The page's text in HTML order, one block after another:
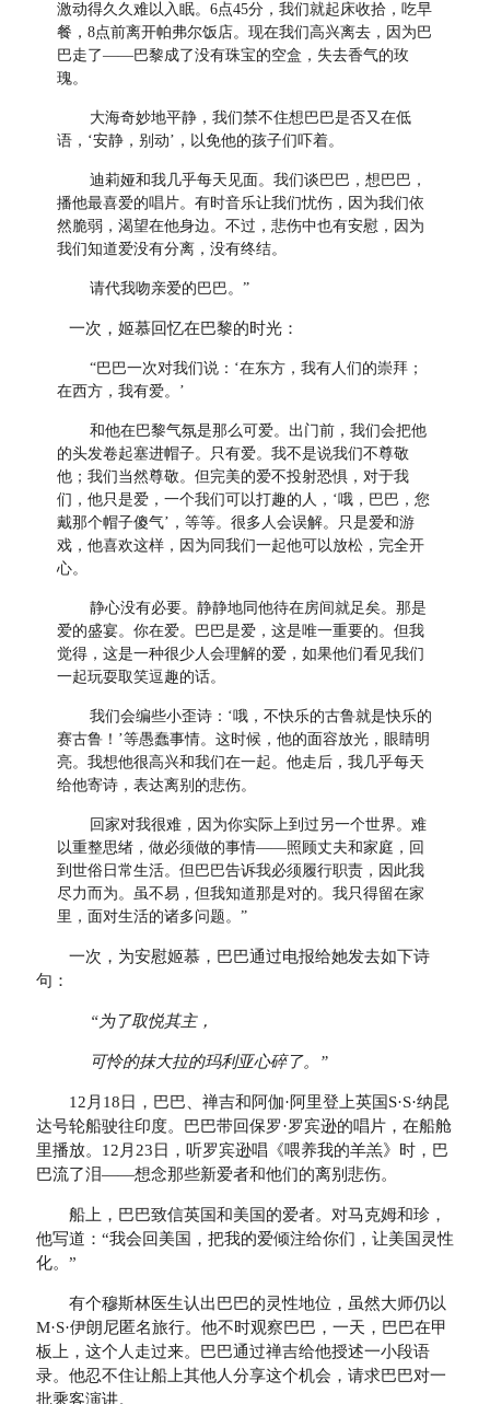
激动得久久难以入眠。6点45分，我们就起床收拾，吃早
餐，8点前离开帕弗尔饭店。现在我们高兴离去，因为巴
巴走了——巴黎成了没有珠宝的空盒，失去香气的玫
瑰。
大海奇妙地平静，我们禁不住想巴巴是否又在低
语，‘安静，别动’，以免他的孩子们吓着。
迪莉娅和我几乎每天见面。我们谈巴巴，想巴巴，
播他最喜爱的唱片。有时音乐让我们忧伤，因为我们依
然脆弱，渴望在他身边。不过，悲伤中也有安慰，因为
我们知道爱没有分离，没有终结。
请代我吻亲爱的巴巴。”
一次，姬慕回忆在巴黎的时光：
“巴巴一次对我们说：‘在东方，我有人们的崇拜；
在西方，我有爱。’
和他在巴黎气氛是那么可爱。出门前，我们会把他
的头发卷起塞进帽子。只有爱。我不是说我们不尊敬
他；我们当然尊敬。但完美的爱不投射恐惧，对于我
们，他只是爱，一个我们可以打趣的人，‘哦，巴巴，您
戴那个帽子傻气’，等等。很多人会误解。只是爱和游
戏，他喜欢这样，因为同我们一起他可以放松，完全开
心。
静心没有必要。静静地同他待在房间就足矣。那是
爱的盛宴。你在爱。巴巴是爱，这是唯一重要的。但我
觉得，这是一种很少人会理解的爱，如果他们看见我们
一起玩耍取笑逗趣的话。
我们会编些小歪诗：‘哦，不快乐的古鲁就是快乐的
赛古鲁！’等愚蠢事情。这时候，他的面容放光，眼睛明
亮。我想他很高兴和我们在一起。他走后，我几乎每天
给他寄诗，表达离别的悲伤。
回家对我很难，因为你实际上到过另一个世界。难
以重整思绪，做必须做的事情——照顾丈夫和家庭，回
到世俗日常生活。但巴巴告诉我必须履行职责，因此我
尽力而为。虽不易，但我知道那是对的。我只得留在家
里，面对生活的诸多问题。”
一次，为安慰姬慕，巴巴通过电报给她发去如下诗
句：
“为了取悦其主，
可怜的抹大拉的玛利亚心碎了。 ”
12月18日，巴巴、禅吉和阿伽·阿里登上英国S·S·纳昆
达号轮船驶往印度。巴巴带回保罗·罗宾逊的唱片，在船舱
里播放。12月23日，听罗宾逊唱《喂养我的羊羔》时，巴
巴流了泪——想念那些新爱者和他们的离别悲伤。
船上，巴巴致信英国和美国的爱者。对马克姆和珍，
他写道：“我会回美国，把我的爱倾注给你们，让美国灵性
化。”
有个穆斯林医生认出巴巴的灵性地位，虽然大师仍以
M·S·伊朗尼匿名旅行。他不时观察巴巴，一天，巴巴在甲
板上，这个人走过来。巴巴通过禅吉给他授述一小段语
录。他忍不住让船上其他人分享这个机会，请求巴巴对一
批乘客演讲。